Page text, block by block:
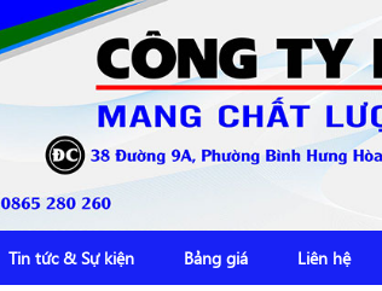
Tin tức & Sự kiện Bảng giá Liên hệ